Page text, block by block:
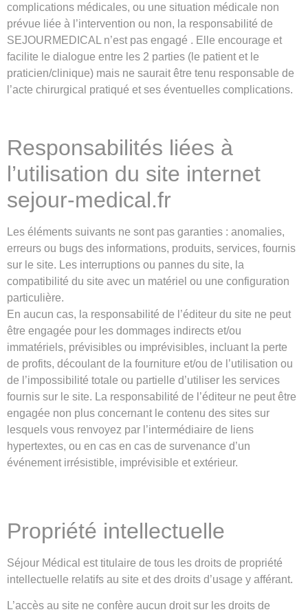
complications médicales, ou une situation médicale non
prévue liée à l’intervention ou non, la responsabilité de
SEJOURMEDICAL n’est pas engagé . Elle encourage et
facilite le dialogue entre les 2 parties (le patient et le
praticien/clinique) mais ne saurait être tenu responsable de
l’acte chirurgical pratiqué et ses éventuelles complications.
Responsabilités liées à
l’utilisation du site internet
sejour-medical.fr
Les éléments suivants ne sont pas garanties : anomalies,
erreurs ou bugs des informations, produits, services, fournis
sur le site. Les interruptions ou pannes du site, la
compatibilité du site avec un matériel ou une configuration
particulière.
En aucun cas, la responsabilité de l’éditeur du site ne peut
être engagée pour les dommages indirects et/ou
immatériels, prévisibles ou imprévisibles, incluant la perte
de profits, découlant de la fourniture et/ou de l’utilisation ou
de l’impossibilité totale ou partielle d’utiliser les services
fournis sur le site. La responsabilité de l’éditeur ne peut être
engagée non plus concernant le contenu des sites sur
lesquels vous renvoyez par l’intermédiaire de liens
hypertextes, ou en cas en cas de survenance d’un
événement irrésistible, imprévisible et extérieur.
Propriété intellectuelle
Séjour Médical est titulaire de tous les droits de propriété
intellectuelle relatifs au site et des droits d’usage y afférant.
L’accès au site ne confère aucun droit sur les droits de